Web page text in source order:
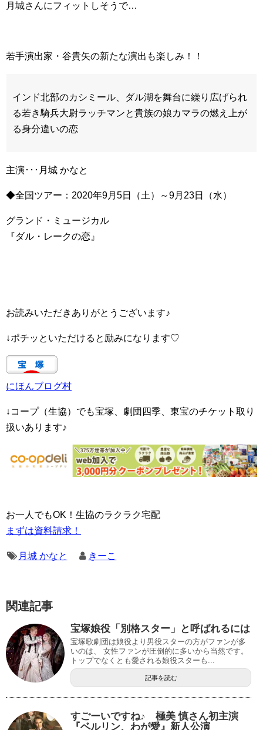
月城さんにフィットしそうで…
若手演出家・谷貴矢の新たな演出も楽しみ！！
インド北部のカシミール、ダル湖を舞台に繰り広げられ
る若き騎兵大尉ラッチマンと貴族の娘カマラの燃え上が
る身分違いの恋
主演･･･月城 かなと
◆全国ツアー：2020年9月5日（土）～9月23日（水）
グランド・ミュージカル
『ダル・レークの恋』
お読みいただきありがとうございます♪
↓ポチッといただけると励みになります♡
にほんブログ村
↓コープ（生協）でも宝塚、劇団四季、東宝のチケット取り
扱いあります♪
お一人でもOK！生協のラクラク宅配
まずは資料請求！
月城 かなと きーこ
関連記事
宝塚娘役「別格スター」と呼ばれるには
宝塚歌劇団は娘役より男役スターの方がファンが多
いのは、 女性ファンが圧倒的に多いから当然です。
トップでなくとも愛される娘役スターも...
記事を読む
すごーいですね♪ 極美 慎さん初主演
『ベルリン、わが愛』新人公演